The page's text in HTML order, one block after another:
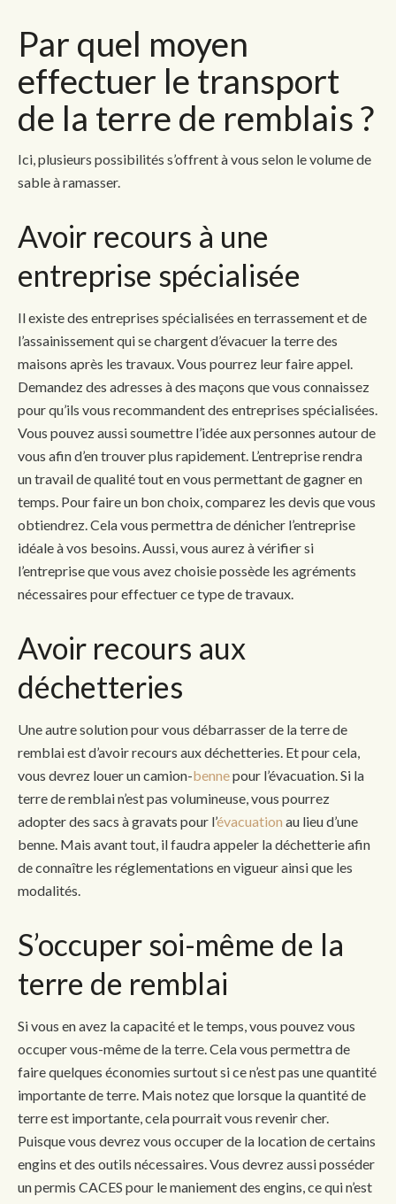
Par quel moyen
effectuer le transport
de la terre de remblais ?
Ici, plusieurs possibilités s’offrent à vous selon le volume de
sable à ramasser.
Avoir recours à une
entreprise spécialisée
Il existe des entreprises spécialisées en terrassement et de
l’assainissement qui se chargent d’évacuer la terre des
maisons après les travaux. Vous pourrez leur faire appel.
Demandez des adresses à des maçons que vous connaissez
pour qu’ils vous recommandent des entreprises spécialisées.
Vous pouvez aussi soumettre l’idée aux personnes autour de
vous afin d’en trouver plus rapidement. L’entreprise rendra
un travail de qualité tout en vous permettant de gagner en
temps. Pour faire un bon choix, comparez les devis que vous
obtiendrez. Cela vous permettra de dénicher l’entreprise
idéale à vos besoins. Aussi, vous aurez à vérifier si
l’entreprise que vous avez choisie possède les agréments
nécessaires pour effectuer ce type de travaux.
Avoir recours aux
déchetteries
Une autre solution pour vous débarrasser de la terre de
remblai est d’avoir recours aux déchetteries. Et pour cela,
vous devrez louer un camion-bennepour l’évacuation. Si la
terre de remblai n’est pas volumineuse, vous pourrez
adopter des sacs à gravats pour l’évacuation au lieu d’une
benne. Mais avant tout, il faudra appeler la déchetterie afin
de connaître les réglementations en vigueur ainsi que les
modalités.
S’occuper soi-même de la
terre de remblai
Si vous en avez la capacité et le temps, vous pouvez vous
occuper vous-même de la terre. Cela vous permettra de
faire quelques économies surtout si ce n’est pas une quantité
importante de terre. Mais notez que lorsque la quantité de
terre est importante, cela pourrait vous revenir cher.
Puisque vous devrez vous occuper de la location de certains
engins et des outils nécessaires. Vous devrez aussi posséder
un permis CACES pour le maniement des engins, ce qui n’est